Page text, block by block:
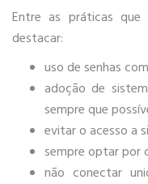
Entre as práticas que
destacar:
uso de senhas
adoção de
sempre que
evitar o acesso a
sempre optar por
não conectar